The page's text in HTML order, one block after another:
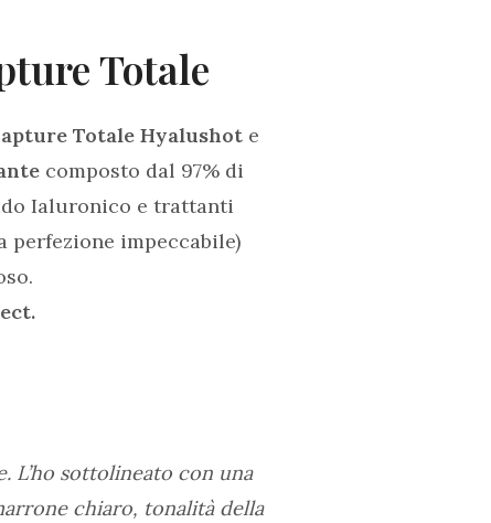
Totale
Totale Hyalushot e
composto dal 97% di
Ialuronico e trattanti
impeccabile)
sottolineato con una
chiaro, tonalità della